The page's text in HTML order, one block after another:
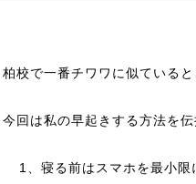
校で一番チワワに似ていると
今回は私の早起きする方法を伝
1、寝る前はスマホを最小限